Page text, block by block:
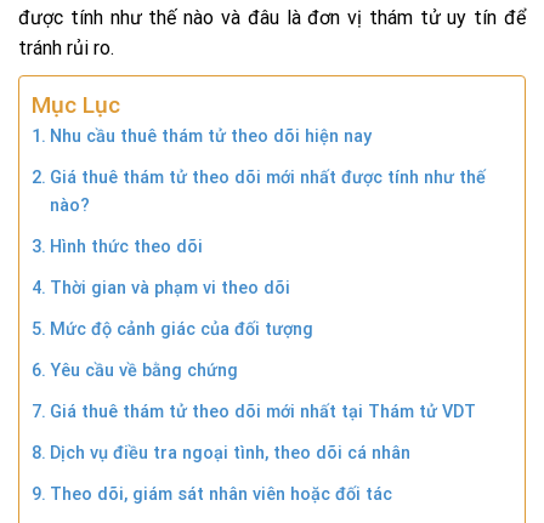
được tính như thế nào và đâu là đơn vị thám tử uy tín để
tránh rủi ro.
Mục Lục
Nhu cầu thuê thám tử theo dõi hiện nay
Giá thuê thám tử theo dõi mới nhất được tính như thế
nào?
Hình thức theo dõi
Thời gian và phạm vi theo dõi
Mức độ cảnh giác của đối tượng
Yêu cầu về bằng chứng
Giá thuê thám tử theo dõi mới nhất tại Thám tử VDT
Dịch vụ điều tra ngoại tình, theo dõi cá nhân
Theo dõi, giám sát nhân viên hoặc đối tác